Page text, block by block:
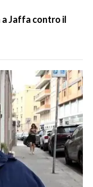
a Jaffa contro il